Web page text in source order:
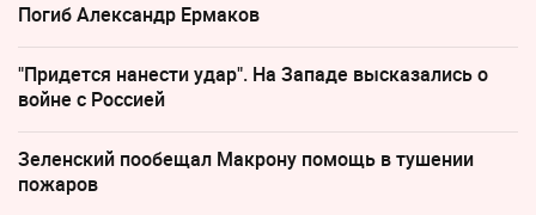
Погиб Александр Ермаков
"Придется нанести удар". На Западе высказались о
войне с Россией
Зеленский пообещал Макрону помощь в тушении
пожаров